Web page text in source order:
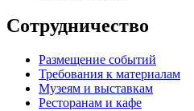
Сотрудничество
Размещение событий
Требования к материалам
Музеям и выставкам
Ресторанам и кафе